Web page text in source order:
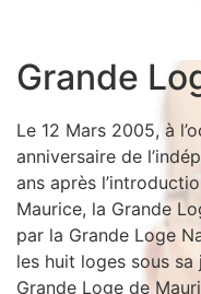
Grande
Le 12 Mars 2005, à
anniversaire de
ans après
Maurice, la Grande
par la Grande Loge
les huit loges sous
Grande Loge de